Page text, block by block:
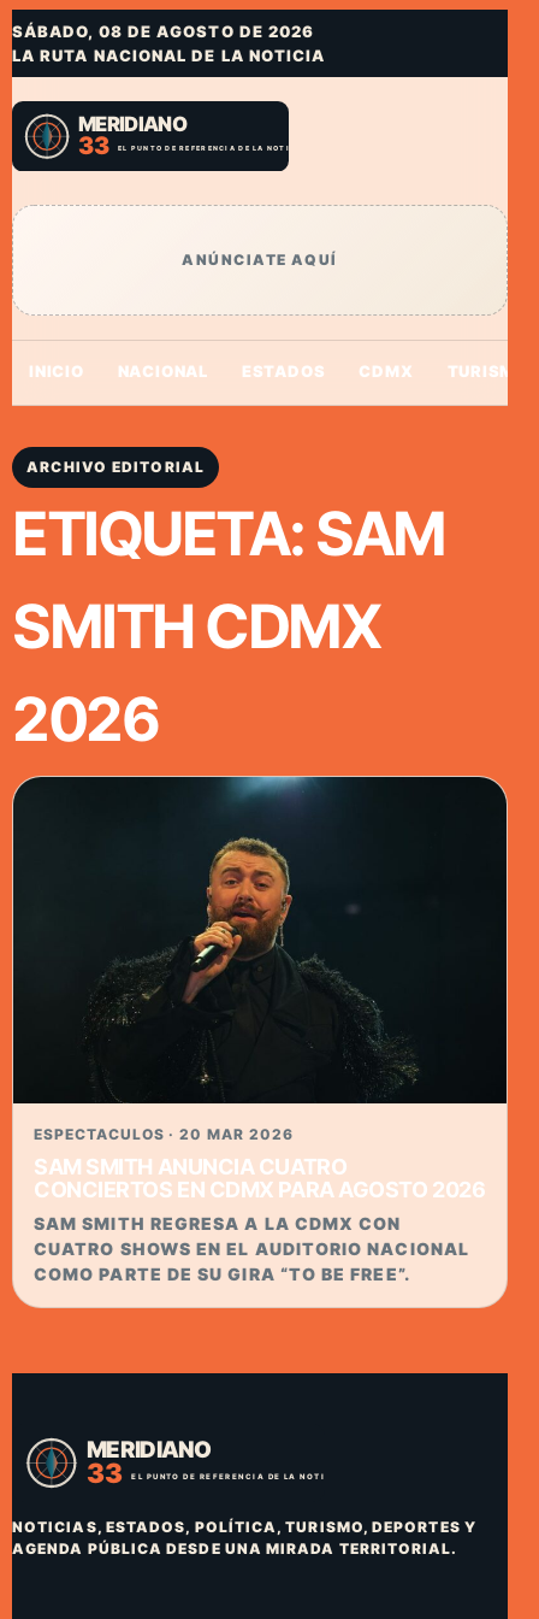
SÁBADO, 08 DE AGOSTO DE 2026
LA RUTA NACIONAL DE LA NOTICIA
ANÚNCIATE AQUÍ
INICIO NACIONAL ESTADOS CDMX TURISMO
ARCHIVO EDITORIAL
ETIQUETA: SAM
SMITH CDMX
2026
ESPECTACULOS · 20 MAR 2026
SAM SMITH ANUNCIA CUATRO
CONCIERTOS EN CDMX PARA AGOSTO 2026
SAM SMITH REGRESA A LA CDMX CON
CUATRO SHOWS EN EL AUDITORIO NACIONAL
COMO PARTE DE SU GIRA “TO BE FREE”.
NOTICIAS, ESTADOS, POLÍTICA, TURISMO, DEPORTES Y
AGENDA PÚBLICA DESDE UNA MIRADA TERRITORIAL.